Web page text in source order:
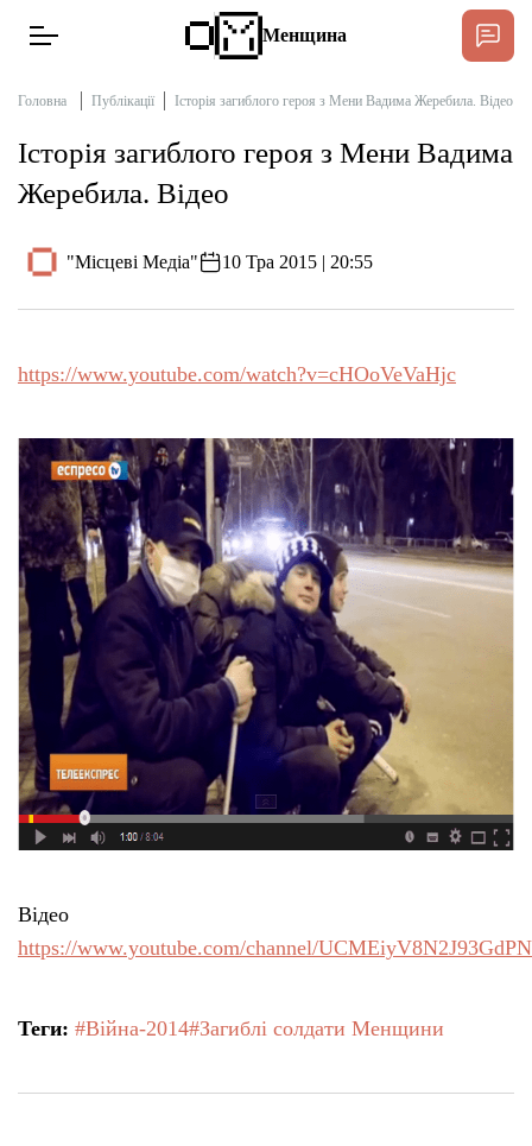
Новини
Інтерв’ю
Публікації
Про нас
Бюджет
Тендери
Довідник
Контакти
Рекламні прайси
Підтримати «місцевих»
Редакційна політика
Менщина
Головна Публікації Історія загиблого героя з Мени Вадима Жеребила. Відео
Історія загиблого героя з Мени Вадима
Жеребила. Відео
"Місцеві Медіа" 10 Тра 2015 | 20:55
https://www.youtube.com/watch?v=cHOoVeVaHjc
Відео
https://www.youtube.com/channel/
Теги: #Війна-2014#Загиблі солдати Менщини